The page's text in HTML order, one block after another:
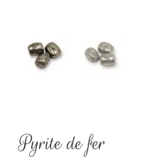
Pyrite de fer